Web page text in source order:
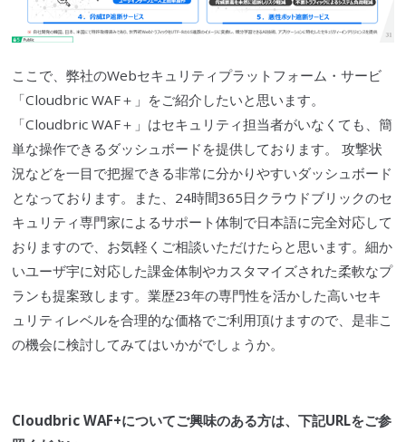
ここで、弊社のWebセキュリティ プラットフォーム・サービ
「Cloudbric WAF＋」をご紹介したいと思います。
「Cloudbric WAF＋」はセキュリティ担当者がいなくても、簡
単な操作できる ダッシュボードを提供しております。 攻撃状
況などを一目で把握できる非常に分かりやすいダッシュボード
となっております。また、24時間365日 クラウドブリックのセ
キュリティ専門家によるサポート体制で日本語に完全対応して
おりますので、お気軽くご相談いただけたらと思います。細か
いユーザ宇に対応した課金体制やカスタマイズされた柔軟なプ
ランも提案致します。業歴23年の専門性を活かした高いセキ
ュリティレベルを合理的な価格でご利用頂けますので、是非こ
の機会に検討してみてはいかがでしょうか。
Cloudbric WAF+についてご興味のある方は、下記URLをご参